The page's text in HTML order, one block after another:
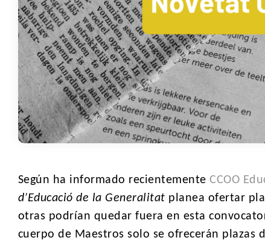
Según ha informado recientementeCCOO
d’Educació de la Generalitat planea ofertar
otras podrían quedar fuera en esta
cuerpo de Maestros solo se ofrecerán plazas